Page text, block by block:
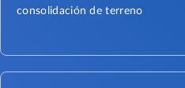
consolidación de terreno